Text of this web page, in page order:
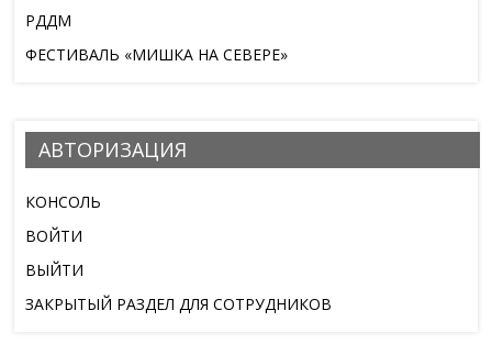
РДДМ
ФЕСТИВАЛЬ «МИШКА НА СЕВЕРЕ»
АВТОРИЗАЦИЯ
КОНСОЛЬ
ВОЙТИ
ВЫЙТИ
ЗАКРЫТЫЙ РАЗДЕЛ ДЛЯ СОТРУДНИКОВ